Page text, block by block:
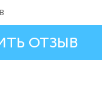
ОТЗЫВ